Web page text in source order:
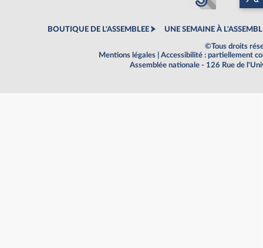
BOUTIQUE DE L'ASSEMBLEE UNE SEMAINE À
©Tous droits
Mentions légales
Accessibilité : partiellement
Assemblée nationale - 126 Rue de